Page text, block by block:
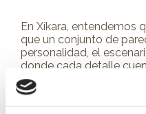
En Xíkara, entendemos
que un conjunto de
personalidad, el
donde cada detalle
Leer más